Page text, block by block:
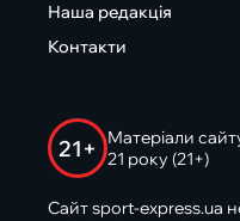
Наша редакція
Контакти
21+
Матеріали
21 року (21+)
Сайт sport-express.ua